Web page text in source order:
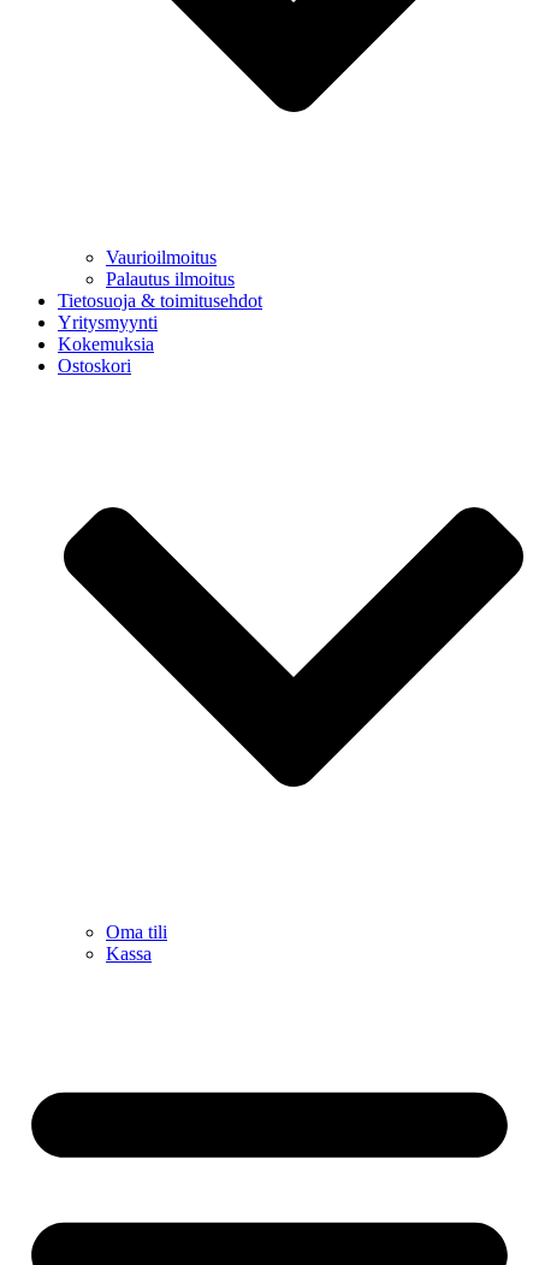
Vaurioilmoitus
Palautus ilmoitus
Tietosuoja & toimitusehdot
Yritysmyynti
Kokemuksia
Ostoskori
Oma tili
Kassa